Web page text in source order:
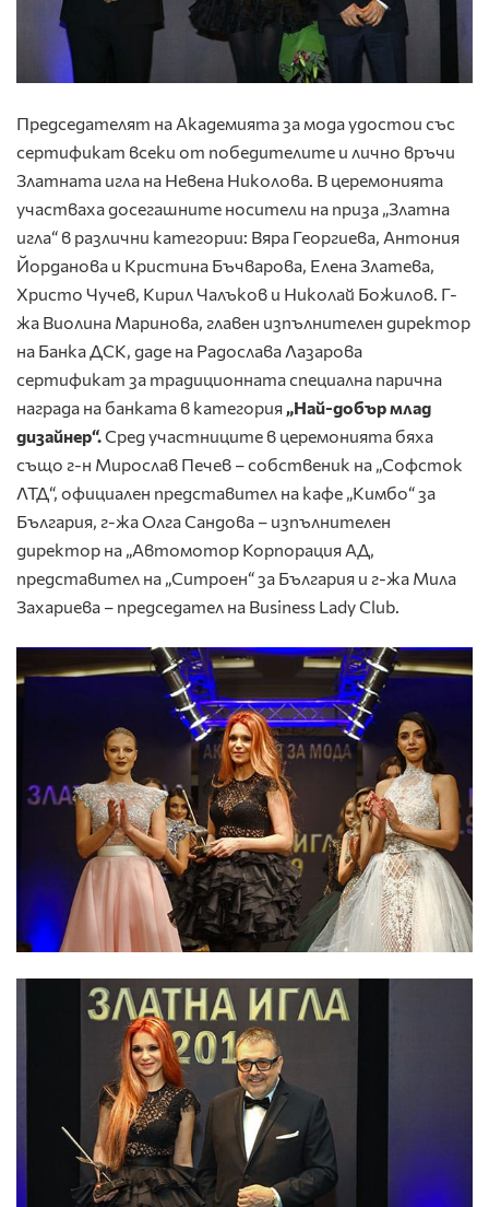
Председателят на Академията за мода удостои със
сертификат всеки от победителите и лично връчи
Златната игла на Невена Николова. В церемонията
участваха досегашните носители на приза „Златна
игла“ в различни категории: Вяра Георгиева, Антония
Йорданова и Кристина Бъчварова, Елена Златева,
Христо Чучев, Кирил Чалъков и Николай Божилов. Г-
жа Виолина Маринова, главен изпълнителен директор
на Банка ДСК, даде на Радослава Лазарова
сертификат за традиционната специална парична
награда на банката в категория „Най-добър млад
дизайнер“.Сред участниците в церемонията бяха
също г-н Мирослав Печев – собственик на „Софсток
ЛТД“, официален представител на кафе „Кимбо“ за
България, г-жа Олга Сандова – изпълнителен
директор на „Автомотор Корпорация АД,
представител на „Ситроен“ за България и г-жа Мила
Захариева – председател на Business Lady Club.